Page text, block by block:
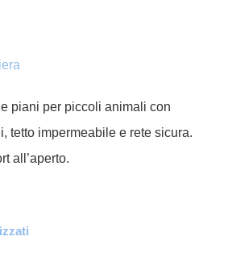
piani per piccoli animali con
tetto impermeabile e rete sicura.
all’aperto.